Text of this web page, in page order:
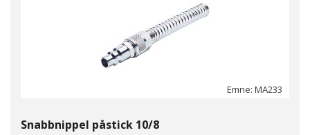
Emne: MA233
Snabbnippel påstick 10/8